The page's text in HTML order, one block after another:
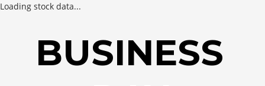
Loading stock data...
BUSINESS